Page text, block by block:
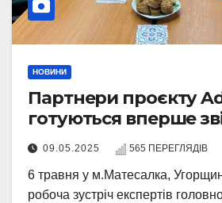
НОВИНИ
Партнери проєкту
готуються вперше
09.05.2025 565 ПЕРЕГЛЯДІВ
6 травня у м.Матесалка,
робоча зустріч експертів